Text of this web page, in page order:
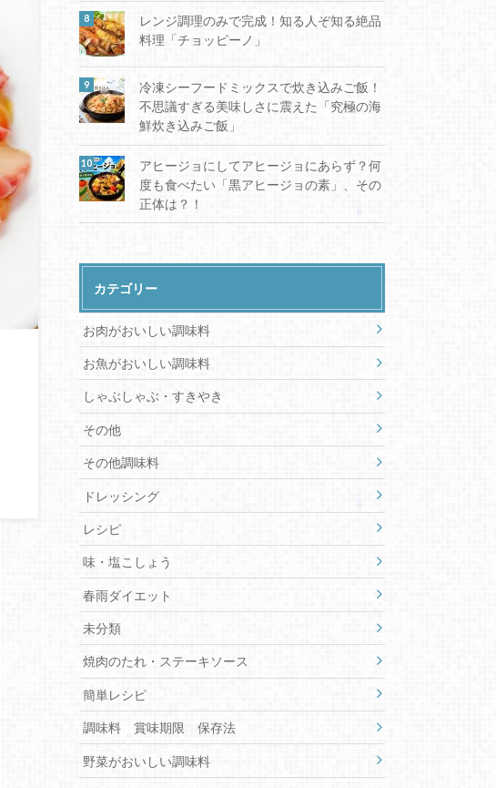
レンジ調理のみで完成！知る人ぞ知る絶品
料理「チョッピーノ」
冷凍シーフードミックスで炊き込みご飯！
不思議すぎる美味しさに震えた「究極の海
鮮炊き込みご飯」
アヒージョにしてアヒージョにあらず？何
度も食べたい「黒アヒージョの素」、その
正体は？！
カテゴリー
お肉がおいしい調味料
お魚がおいしい調味料
しゃぶしゃぶ・すきやき
その他
その他調味料
ドレッシング
レシピ
味・塩こしょう
春雨ダイエット
未分類
焼肉のたれ・ステーキソース
簡単レシピ
調味料 賞味期限 保存法
野菜がおいしい調味料